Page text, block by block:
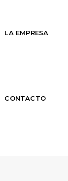
LA EMPRESA
CONTACTO